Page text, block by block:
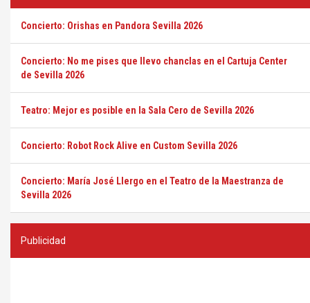
Concierto: Orishas en Pandora Sevilla 2026
Concierto: No me pises que llevo chanclas en el Cartuja Center
de Sevilla 2026
Teatro: Mejor es posible en la Sala Cero de Sevilla 2026
Concierto: Robot Rock Alive en Custom Sevilla 2026
Concierto: María José Llergo en el Teatro de la Maestranza de
Sevilla 2026
Publicidad